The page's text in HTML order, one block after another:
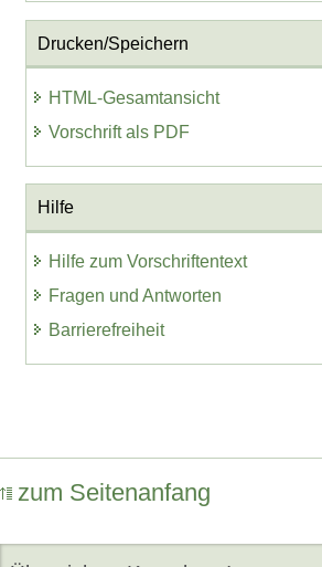
Drucken/Speichern
HTML-Gesamtansicht
Vorschrift als PDF
Hilfe
Hilfe zum Vorschriftentext
Fragen und Antworten
Barrierefreiheit
zum Seitenanfang